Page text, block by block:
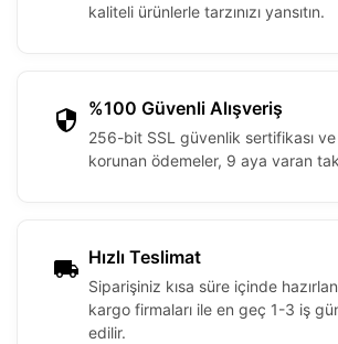
kaliteli ürünlerle tarzınızı yansıtın.
%100 Güvenli Alışveriş
256-bit SSL güvenlik sertifikası
korunan ödemeler, 9 aya varan
Hızlı Teslimat
Siparişiniz kısa süre içinde
kargo firmaları ile en geç 1-3 iş
edilir.